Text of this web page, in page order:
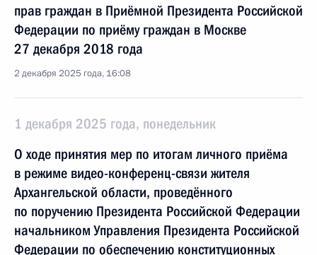
прав граждан в Приёмной Президента Российской
Федерации по приёму граждан в Москве
27 декабря 2018 года
2 декабря 2025 года, 16:08
1 декабря 2025 года, понедельник
О ходе принятия мер по итогам личного приёма
в режиме видео-конференц-связи жителя
Архангельской области, проведённого
по поручению Президента Российской Федерации
начальником Управления Президента Российской
Федерации по обеспечению конституционных